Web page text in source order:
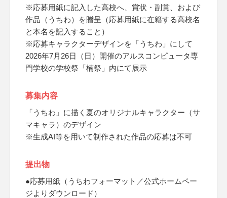
※応募用紙に記入した高校へ、賞状・副賞、および
作品（うちわ）を贈呈（応募用紙に在籍する高校名
と本名を記入すること）
※応募キャラクターデザインを「うちわ」にして
2026年7月26日（日）開催のアルスコンピュータ専
門学校の学校祭「楠祭」内にて展示
募集内容
「うちわ」に描く夏のオリジナルキャラクター（サ
マキャラ）のデザイン
※生成AI等を用いて制作された作品の応募は不可
提出物
●応募用紙（うちわフォーマット／公式ホームペー
ジよりダウンロード）